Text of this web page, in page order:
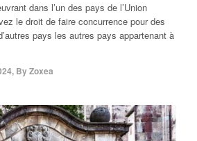
dans l’un des pays de l’Union
le droit de faire concurrence pour des
pays les autres pays appartenant à
, ByZoxea